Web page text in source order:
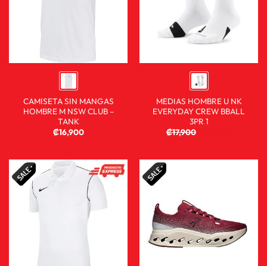
CAMISETA SIN MANGAS
HOMBRE M NSW CLUB –
TANK
₡16,900
MEDIAS HOMBRE U NK
EVERYDAY CREW BBALL
3PR 1
₡17,900